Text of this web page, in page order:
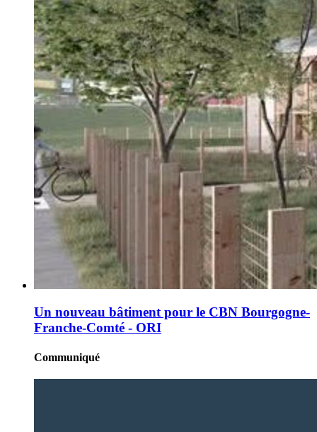
Un nouveau bâtiment pour le CBN Bourgogne-
Franche-Comté - ORI
Communiqué